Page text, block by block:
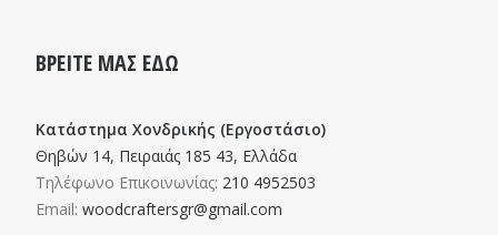
ΒΡΕΙΤΕ ΜΑΣ ΕΔΩ
Κατάστημα Χονδρικής (Εργοστάσιο)
Θηβών 14, Πειραιάς 185 43, Ελλάδα
Τηλέφωνο Επικοινωνίας: 210 4952503
Email: woodcraftersgr@gmail.com